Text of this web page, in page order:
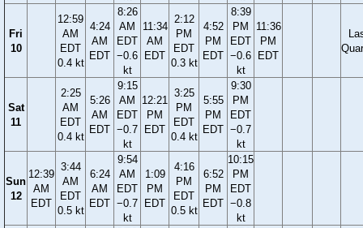
Fri
10
12:59
AM
EDT
0.4 kt
4:24
AM
EDT
8:26
AM
EDT
−0.6
kt
11:34
AM
EDT
2:12
PM
EDT
0.3 kt
4:52
PM
EDT
8:39
PM
EDT
−0.6
kt
11:36
PM
EDT
Sat
11
2:25
AM
EDT
0.4 kt
5:26
AM
EDT
9:15
AM
EDT
−0.7
kt
12:21
PM
EDT
3:25
PM
EDT
0.4 kt
5:55
PM
EDT
9:30
PM
EDT
−0.7
kt
Sun
12
12:39
AM
EDT
3:44
AM
EDT
0.5 kt
6:24
AM
EDT
9:54
AM
EDT
−0.7
kt
1:09
PM
EDT
4:16
PM
EDT
0.5 kt
6:52
PM
EDT
10:15
PM
EDT
−0.8
kt